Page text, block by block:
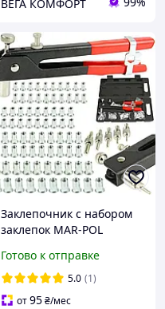
ВЕГА КОМФОРТ
Заклепочник с набором
заклепок MAR-POL
Готово к отправке
5.0 (1)
от95₴/мес